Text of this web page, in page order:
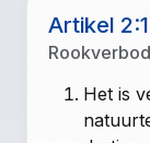
Artikel
Het is